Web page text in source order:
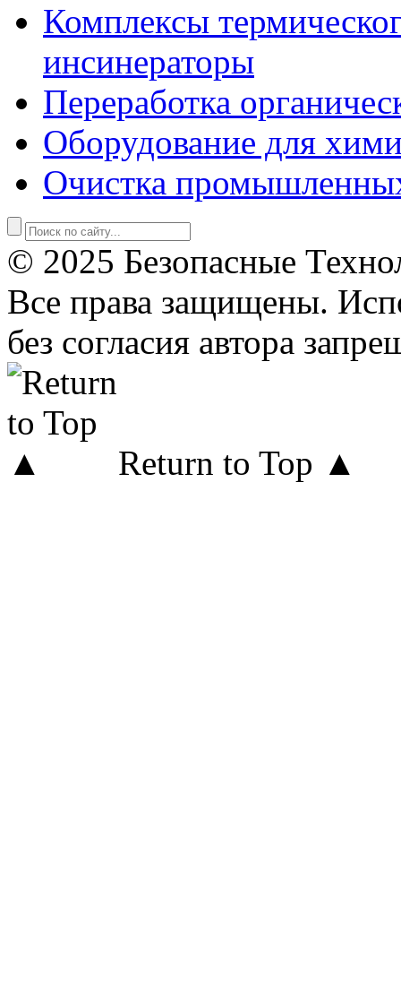
Комплексы
инсинераторы
Переработка
Оборудование для
Очистка
© 2025 Безопасные
Все права защищены.
без согласия автора
Return to Top ▲